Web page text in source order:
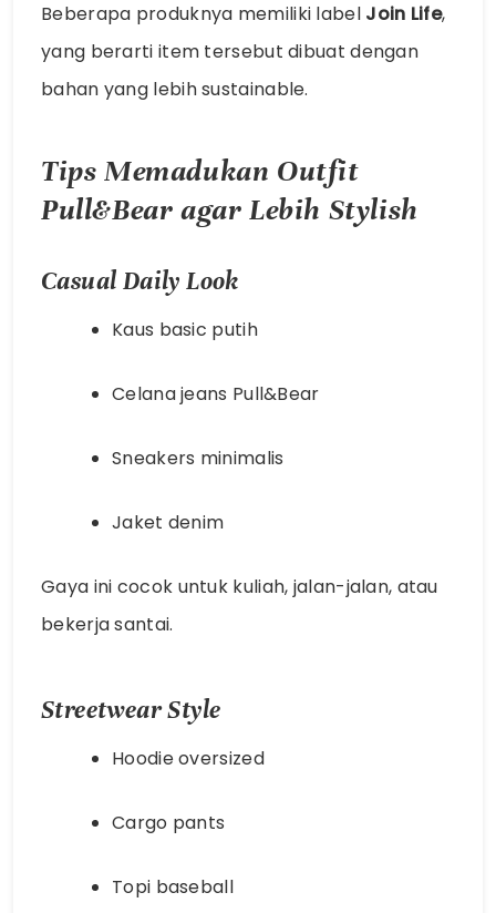
Beberapa produknya memiliki label Join Life,
yang berarti item tersebut dibuat dengan
bahan yang lebih sustainable.
Tips Memadukan Outfit
Pull&Bear agar Lebih Stylish
Casual Daily Look
Kaus basic putih
Celana jeans Pull&Bear
Sneakers minimalis
Jaket denim
Gaya ini cocok untuk kuliah, jalan-jalan, atau
bekerja santai.
Streetwear Style
Hoodie oversized
Cargo pants
Topi baseball